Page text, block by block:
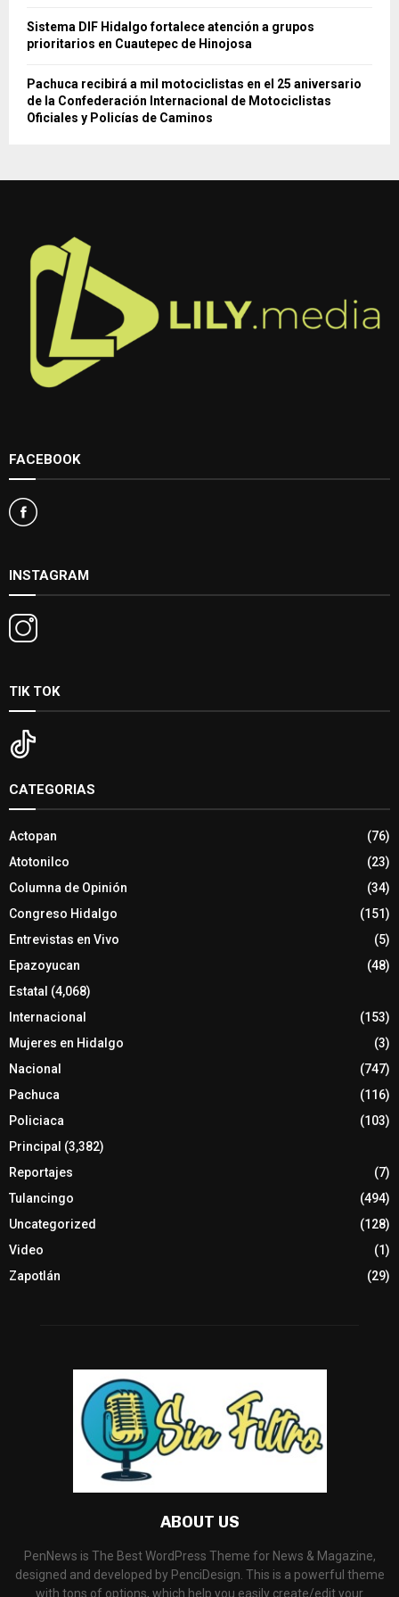
Sistema DIF Hidalgo fortalece atención a grupos
prioritarios en Cuautepec de Hinojosa
Pachuca recibirá a mil motociclistas en el 25 aniversario
de la Confederación Internacional de Motociclistas
Oficiales y Policías de Caminos
FACEBOOK
INSTAGRAM
TIK TOK
CATEGORIAS
Actopan
(76)
Atotonilco
(23)
Columna de Opinión
(34)
Congreso Hidalgo
(151)
Entrevistas en Vivo
(5)
Epazoyucan
(48)
Estatal (4,068)
Internacional
(153)
Mujeres en Hidalgo
(3)
Nacional
(747)
Pachuca
(116)
Policiaca
(103)
Principal (3,382)
Reportajes
(7)
Tulancingo
(494)
Uncategorized
(128)
Video
(1)
Zapotlán
(29)
ABOUT US
PenNews is The Best WordPress Theme for News & Magazine,
designed and developed by PenciDesign. This is a powerful theme
with tons of options, which help you easily create/edit your